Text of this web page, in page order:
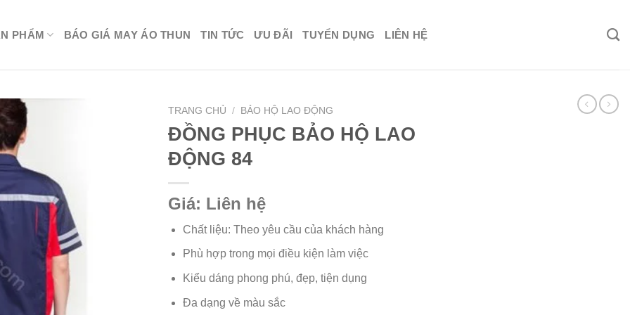
PHẨM BÁO GIÁ MAY ÁO THUN TIN TỨC ƯU ĐÃI TUYỂN DỤNG LIÊN HỆ
TRANG CHỦ / BẢO HỘ LAO ĐỘNG
ĐỒNG PHỤC BẢO HỘ LAO
ĐỘNG 84
Giá: Liên hệ
Chất liệu: Theo yêu cầu của khách hàng
Phù hợp trong mọi điều kiện làm việc
Kiểu dáng phong phú, đẹp, tiện dụng
Đa dạng về màu sắc